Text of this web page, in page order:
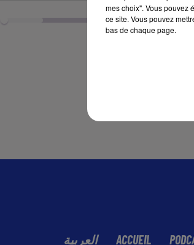
العربية ACCUEIL
mes choix". Vous pouvez
ce site. Vous pouvez
bas de chaque page.